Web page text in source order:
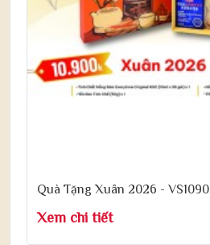
Quà Tặng Xuân 2026 - VS1090
Xem chi tiết